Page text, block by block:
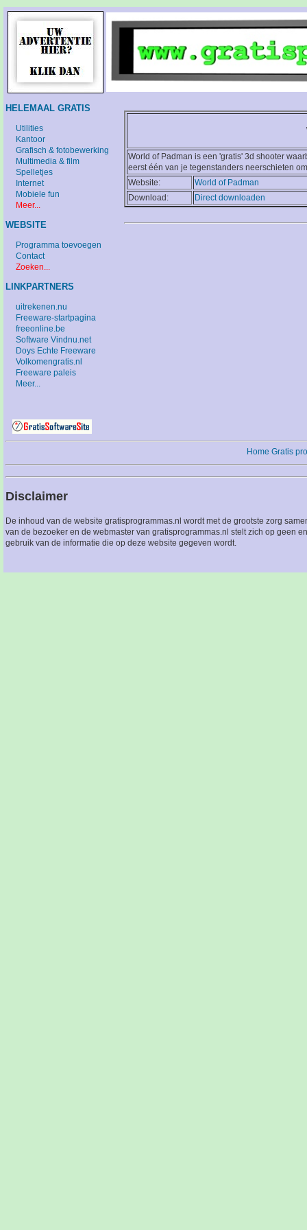
World of Padman is een 'gratis' 3d shooter
eerst één van je tegenstanders neerschieten
Website:
World of Padman
Download:
Direct downloaden
HELEMAAL GRATIS
Utilities
Kantoor
Grafisch & fotobewerking
Multimedia & film
Spelletjes
Internet
Mobiele fun
Meer...
WEBSITE
Programma toevoegen
Contact
Zoeken...
LINKPARTNERS
uitrekenen.nu
Freeware-startpagina
freeonline.be
Software Vindnu.net
Doys Echte Freeware
Volkomengratis.nl
Freeware paleis
Meer...
Home Gratis
Disclaimer
De inhoud van de website gratisprogrammas.nl wordt met de grootste zorg
van de bezoeker en de webmaster van gratisprogrammas.nl stelt zich op geen
gebruik van de informatie die op deze website gegeven wordt.